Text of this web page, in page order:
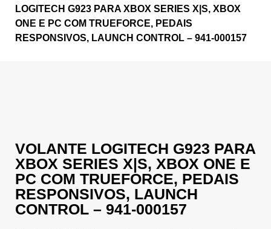
LOGITECH G923 PARA XBOX SERIES X|S, XBOX
ONE E PC COM TRUEFORCE, PEDAIS
RESPONSIVOS, LAUNCH CONTROL – 941-000157
VOLANTE LOGITECH G923 PARA
XBOX SERIES X|S, XBOX ONE E
PC COM TRUEFORCE, PEDAIS
RESPONSIVOS, LAUNCH
CONTROL – 941-000157